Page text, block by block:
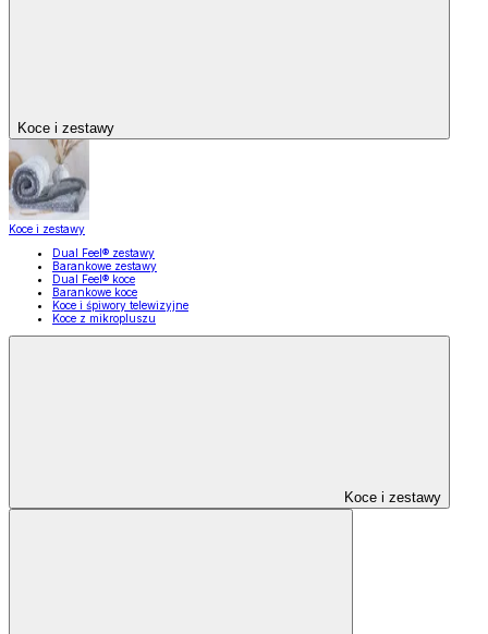
Koce i zestawy
Koce i zestawy
Dual Feel® zestawy
Barankowe zestawy
Dual Feel® koce
Barankowe koce
Koce i śpiwory telewizyjne
Koce z mikropluszu
Koce i zestawy